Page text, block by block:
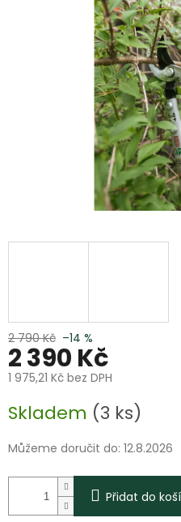
2 790 Kč –14 %
2 390 Kč
1 975,21 Kč bez DPH
cena:
Skladem (3 ks)
Můžeme doručit do: 12.8.2026
Přidat do